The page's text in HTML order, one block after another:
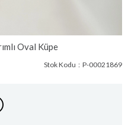
Oval Küpe
Stok Kodu P-00021869